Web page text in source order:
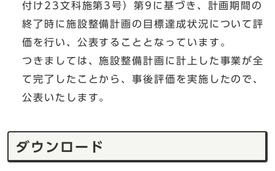
付け23文科施第3号）第9に基づき、計画期間の
終了時に施設整備計画の目標達成状況について評
価を行い、公表することとなっています。
つきましては、施設整備計画に計上した事業が全
て完了したことから、事後評価を実施したので、
公表いたします。
ダウンロード